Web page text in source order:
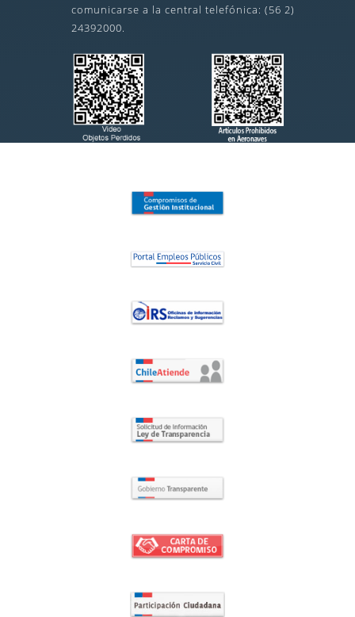
comunicarse a la central telefónica: (56 2)
24392000.